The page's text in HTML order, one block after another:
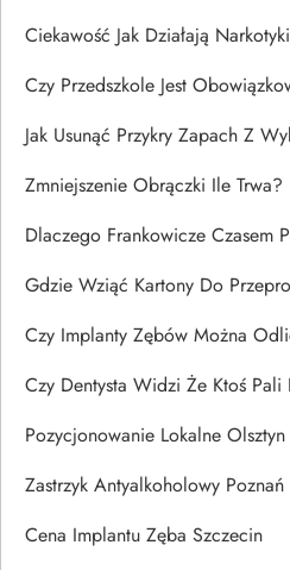
Ciekawość Jak Działają
Czy Przedszkole Jest
Jak Usunąć Przykry Zapach Z
Zmniejszenie Obrączki Ile Trwa?
Dlaczego Frankowicze Czasem
Gdzie Wziąć Kartony Do
Czy Implanty Zębów Można
Czy Dentysta Widzi Że Ktoś Pali
Pozycjonowanie Lokalne Olsztyn
Zastrzyk Antyalkoholowy Poznań
Cena Implantu Zęba Szczecin